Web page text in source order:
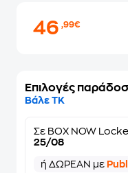
46,99€
Επιλογές
Βάλε ΤΚ
Σε BOX NOW
25/08
ή ΔΩΡΕΑΝ με